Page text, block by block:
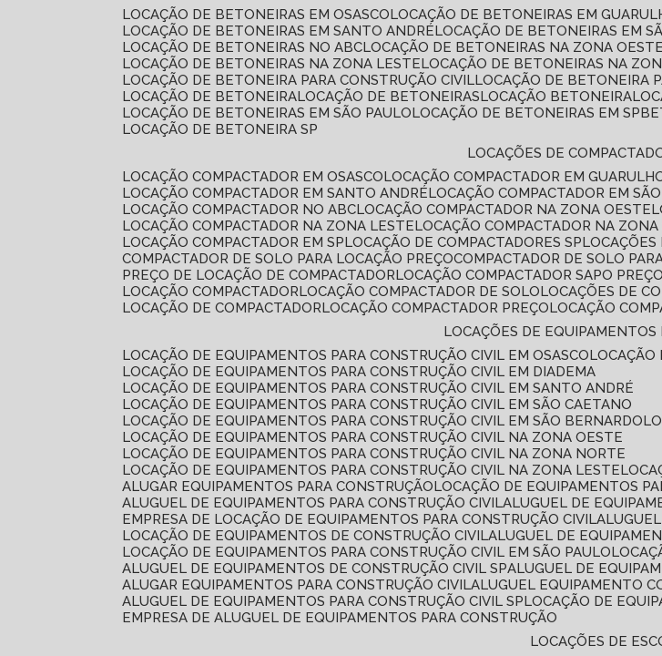
LOCAÇÃO DE BETONEIRAS EM OSASCO LOCAÇÃO DE BETONEIRAS EM
LOCAÇÃO DE BETONEIRAS EM SANTO ANDRÉ LOCAÇÃO DE BETONEIRAS EM
LOCAÇÃO DE BETONEIRAS NO ABC LOCAÇÃO DE BETONEIRAS NA ZONA OESTE
LOCAÇÃO DE BETONEIRAS NA ZONA LESTE LOCAÇÃO DE BETONEIRAS NA
LOCAÇÃO DE BETONEIRA PARA CONSTRUÇÃO CIVIL LOCAÇÃO DE BETONEIRA
LOCAÇÃO DE BETONEIRA LOCAÇÃO DE BETONEIRAS LOCAÇÃO BETONEIRA
LOCAÇÃO DE BETONEIRAS EM SÃO PAULO LOCAÇÃO DE BETONEIRAS EM SP
LOCAÇÃO DE BETONEIRA SP
LOCAÇÕES DE
LOCAÇÃO COMPACTADOR EM OSASCO LOCAÇÃO COMPACTADOR EM
LOCAÇÃO COMPACTADOR EM SANTO ANDRÉ LOCAÇÃO COMPACTADOR EM
LOCAÇÃO COMPACTADOR NO ABC LOCAÇÃO COMPACTADOR NA ZONA OESTE
LOCAÇÃO COMPACTADOR NA ZONA LESTE LOCAÇÃO COMPACTADOR NA
LOCAÇÃO COMPACTADOR EM SP LOCAÇÃO DE COMPACTADORES SP
COMPACTADOR DE SOLO PARA LOCAÇÃO PREÇO COMPACTADOR DE SOLO
PREÇO DE LOCAÇÃO DE COMPACTADOR LOCAÇÃO COMPACTADOR SAPO PREÇO
LOCAÇÃO COMPACTADOR LOCAÇÃO COMPACTADOR DE SOLO LOCAÇÕES DE
LOCAÇÃO DE COMPACTADOR LOCAÇÃO COMPACTADOR PREÇO LOCAÇÃO
LOCAÇÕES DE
LOCAÇÃO DE EQUIPAMENTOS PARA CONSTRUÇÃO CIVIL EM OSASCO
LOCAÇÃO DE EQUIPAMENTOS PARA CONSTRUÇÃO CIVIL EM DIADEMA
LOCAÇÃO DE EQUIPAMENTOS PARA CONSTRUÇÃO CIVIL EM SANTO ANDRÉ
LOCAÇÃO DE EQUIPAMENTOS PARA CONSTRUÇÃO CIVIL EM SÃO CAETANO
LOCAÇÃO DE EQUIPAMENTOS PARA CONSTRUÇÃO CIVIL EM SÃO BERNARDO
LOCAÇÃO DE EQUIPAMENTOS PARA CONSTRUÇÃO CIVIL NA ZONA OESTE
LOCAÇÃO DE EQUIPAMENTOS PARA CONSTRUÇÃO CIVIL NA ZONA NORTE
LOCAÇÃO DE EQUIPAMENTOS PARA CONSTRUÇÃO CIVIL NA ZONA LESTE
ALUGAR EQUIPAMENTOS PARA CONSTRUÇÃO LOCAÇÃO DE EQUIPAMENTOS
ALUGUEL DE EQUIPAMENTOS PARA CONSTRUÇÃO CIVIL ALUGUEL DE
EMPRESA DE LOCAÇÃO DE EQUIPAMENTOS PARA CONSTRUÇÃO CIVIL
LOCAÇÃO DE EQUIPAMENTOS DE CONSTRUÇÃO CIVIL ALUGUEL DE
LOCAÇÃO DE EQUIPAMENTOS PARA CONSTRUÇÃO CIVIL EM SÃO PAULO
ALUGUEL DE EQUIPAMENTOS DE CONSTRUÇÃO CIVIL SP ALUGUEL DE
ALUGAR EQUIPAMENTOS PARA CONSTRUÇÃO CIVIL ALUGUEL EQUIPAMENTO
ALUGUEL DE EQUIPAMENTOS PARA CONSTRUÇÃO CIVIL SP LOCAÇÃO DE
EMPRESA DE ALUGUEL DE EQUIPAMENTOS PARA CONSTRUÇÃO
LOCAÇÕES DE